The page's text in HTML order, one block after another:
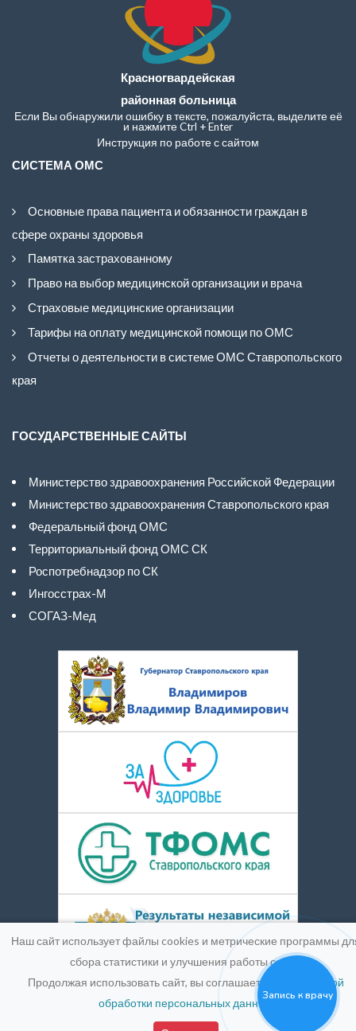
Красногвардейская
районная больница
Если Вы обнаружили ошибку в тексте, пожалуйста, выделите её
и нажмите Ctrl + Enter
Инструкция по работе с сайтом
СИСТЕМА ОМС
Основные права пациента и обязанности граждан в
сфере охраны здоровья
Памятка застрахованному
Право на выбор медицинской организации и врача
Страховые медицинские организации
Тарифы на оплату медицинской помощи по ОМС
Отчеты о деятельности в системе ОМС Ставропольского
края
ГОСУДАРСТВЕННЫЕ САЙТЫ
Министерство здравоохранения Российской Федерации
Министерство здравоохранения Ставропольского края
Федеральный фонд ОМС
Территориальный фонд ОМС СК
Роспотребнадзор по СК
Ингосстрах-М
СОГАЗ-Мед
Medpic LLC.Лицензия:ЛО-26-01-004900 от
Наш сайт использует файлы cookies и метрические программы
сбора статистики и улучшения работы сайта.
Продолжая использовать сайт, вы соглашаетесь с
Политикой
обработки персональных данных.
Запись к врачу